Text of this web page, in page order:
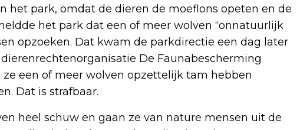
het park, omdat de dieren de moeflons opeten en de
het park dat een of meer wolven “onnatuurlijk
opzoeken. Dat kwam de parkdirectie een dag later
De Faunabescherming
een of meer wolven opzettelijk tam hebben
Dat is strafbaar.
heel schuw en gaan ze van nature mensen uit de